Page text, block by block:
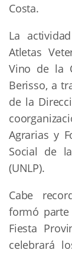
Costa.
La
Atletas
Vino de la
Berisso, a
de la
Agrarias y
Social de
(UNLP).
Cabe
formó parte
Fiesta
celebrará